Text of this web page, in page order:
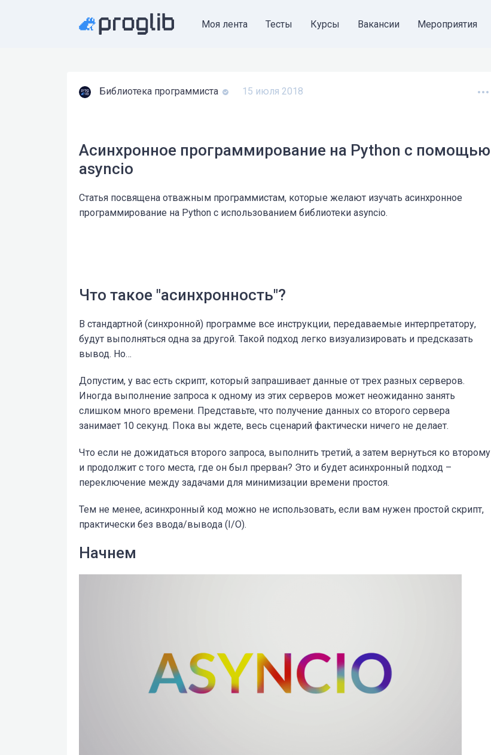
Моя лента Тесты Курсы Вакансии Мероприятия
Библиотека программиста 15 июля 2018
Асинхронное программирование на Python с помощью
asyncio
Статья посвящена отважным программистам, которые желают изучать асинхронное
программирование на Python с использованием библиотеки asyncio.
Что такое "асинхронность"?
В стандартной (синхронной) программе все инструкции, передаваемые интерпретатору,
будут выполняться одна за другой. Такой подход легко визуализировать и предсказать
вывод. Но…
Допустим, у вас есть скрипт, который запрашивает данные от трех разных серверов.
Иногда выполнение запроса к одному из этих серверов может неожиданно занять
слишком много времени. Представьте, что получение данных со второго сервера
занимает 10 секунд. Пока вы ждете, весь сценарий фактически ничего не делает.
Что если не дожидаться второго запроса, выполнить третий, а затем вернуться ко второму
и продолжит с того места, где он был прерван? Это и будет асинхронный подход –
переключение между задачами для минимизации времени простоя.
Тем не менее, асинхронный код можно не использовать, если вам нужен простой скрипт,
практически без ввода/вывода (I/O).
Начнем